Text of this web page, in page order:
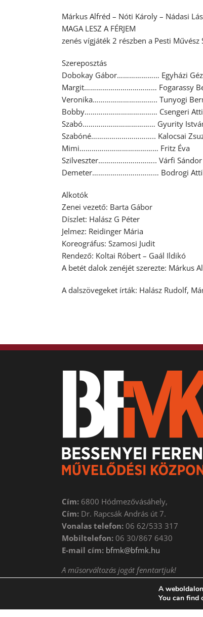
Márkus Alfréd – Nóti Károly – Nádasi
MAGA LESZ A FÉRJEM
zenés vígjáték 2 részben a Pesti Művész
Szereposztás
Dobokay Gábor………………… Egyházi
Margit……………………………… Fogarassy
Veronika………………………….. Tunyogi
Bobby……………………………… Csengeri
Szabó……………………………… Gyurity
Szabóné………………………….. Kalocsai
Mimi………………………………… Fritz Éva
Szilveszter……………………….. Várfi Sándor
Demeter…………………………… Bodrogi
Alkotók
Zenei vezető: Barta Gábor
Díszlet: Halász G Péter
Jelmez: Reidinger Mária
Koreográfus: Szamosi Judit
Rendező: Koltai Róbert – Gaál Ildikó
A betét dalok zenéjét szerezte: Márkus
A dalszövegeket írták: Halász Rudolf,
Cím: 6800 Hódmezővásáhely,
Cím: Dr. Rapcsák András út 7.
Vonalas telefon: 06 62/533 317
Mobiltelefon: 06 30/867 6430
E-mail cím: bfmk@bfmk.hu
A műsorváltozás jogát fenntartjuk!
A
You can find